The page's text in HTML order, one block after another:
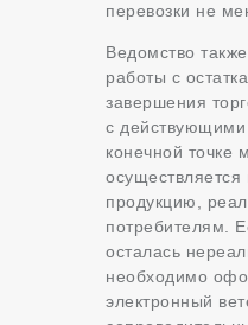
перевозки не
Ведомство
работы с
завершения
с
конечной точке
продукцию,
потребителям.
осталась
необходимо
электронный